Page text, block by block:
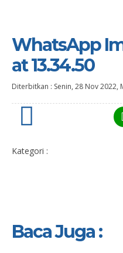
WhatsApp
at 13.34.50
Diterbitkan : Senin, 28 Nov 2022,
Kategori :
Baca Juga :